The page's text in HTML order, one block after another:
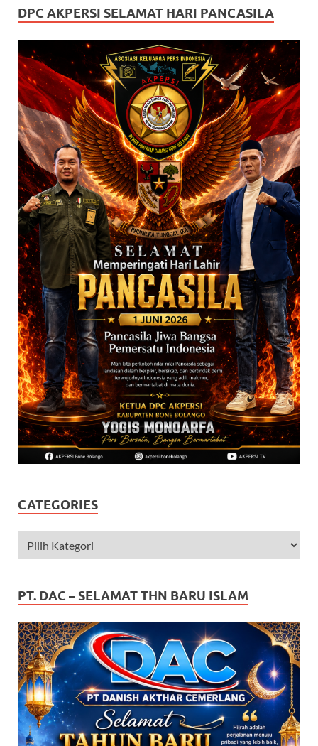
DPC AKPERSI SELAMAT HARI PANCASILA
CATEGORIES
PT. DAC – SELAMAT THN BARU ISLAM